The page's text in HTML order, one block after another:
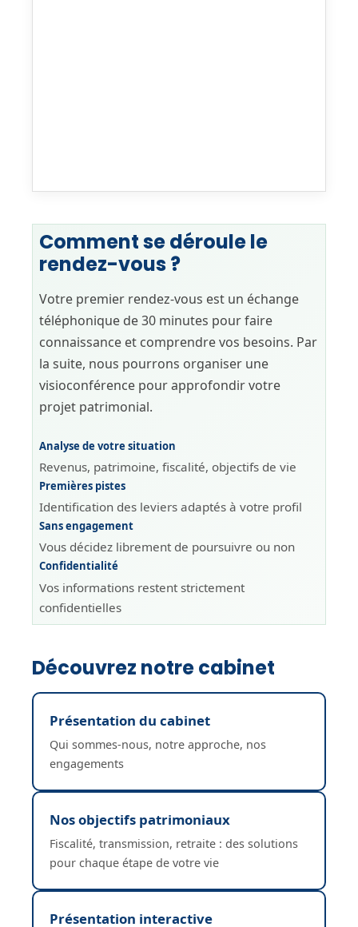
Comment se déroule le
rendez-vous ?
Votre premier rendez-vous est un échange
téléphonique de 30 minutes pour faire
connaissance et comprendre vos besoins. Par
la suite, nous pourrons organiser une
visioconférence pour approfondir votre
projet patrimonial.
Analyse de votre situation
Revenus, patrimoine, fiscalité, objectifs de vie
Premières pistes
Identification des leviers adaptés à votre profil
Sans engagement
Vous décidez librement de poursuivre ou non
Confidentialité
Vos informations restent strictement
confidentielles
Découvrez notre cabinet
Présentation du cabinet
Qui sommes-nous, notre approche, nos
engagements
Nos objectifs patrimoniaux
Fiscalité, transmission, retraite : des solutions
pour chaque étape de votre vie
Présentation interactive